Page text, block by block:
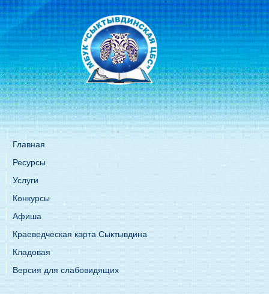
Главная
Ресурсы
Услуги
Конкурсы
Афиша
Краеведческая карта Сыктывдина
Кладовая
Версия для слабовидящих